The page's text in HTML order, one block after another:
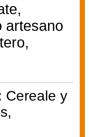
artesano
Cereale y